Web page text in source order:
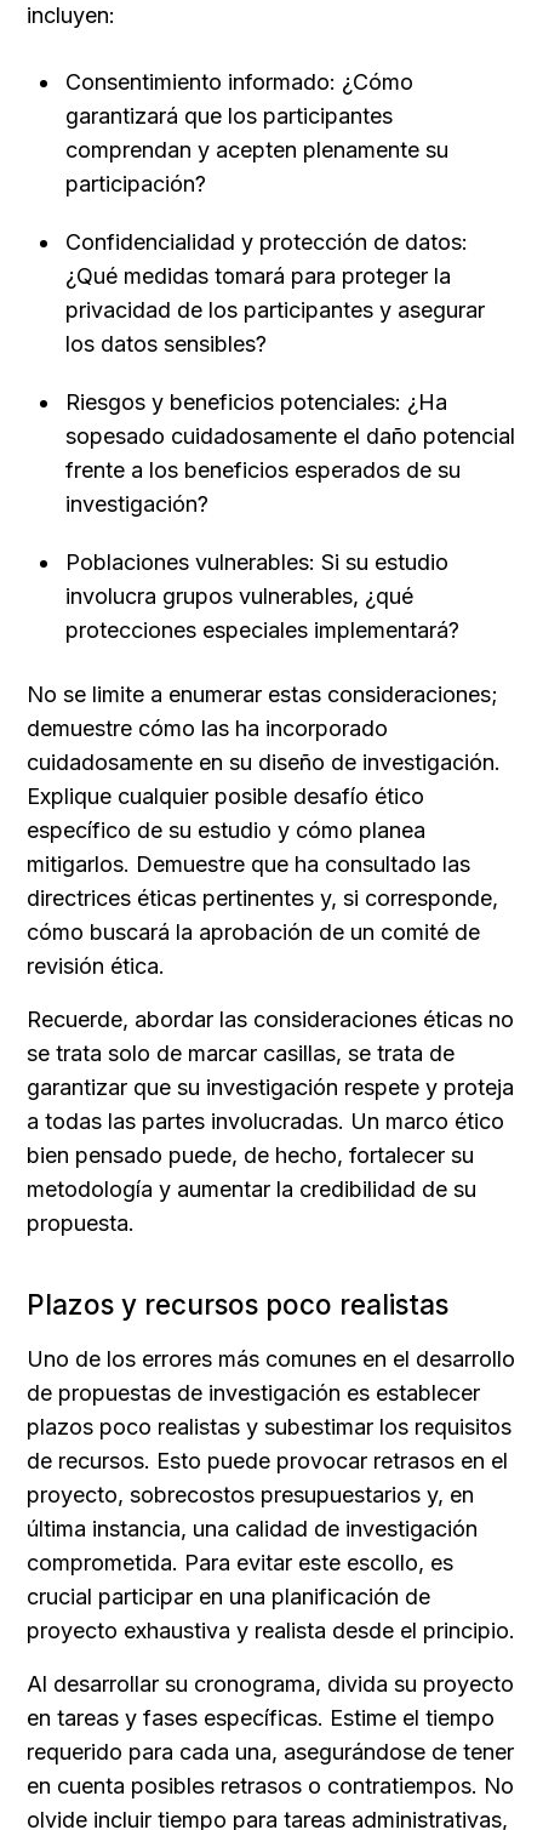
incluyen:
Consentimiento informado: ¿Cómo
garantizará que los participantes
comprendan y acepten plenamente su
participación?
Confidencialidad y protección de datos:
¿Qué medidas tomará para proteger la
privacidad de los participantes y asegurar
los datos sensibles?
Riesgos y beneficios potenciales: ¿Ha
sopesado cuidadosamente el daño potencial
frente a los beneficios esperados de su
investigación?
Poblaciones vulnerables: Si su estudio
involucra grupos vulnerables, ¿qué
protecciones especiales implementará?
No se limite a enumerar estas consideraciones;
demuestre cómo las ha incorporado
cuidadosamente en su diseño de investigación.
Explique cualquier posible desafío ético
específico de su estudio y cómo planea
mitigarlos. Demuestre que ha consultado las
directrices éticas pertinentes y, si corresponde,
cómo buscará la aprobación de un comité de
revisión ética.
Recuerde, abordar las consideraciones éticas no
se trata solo de marcar casillas, se trata de
garantizar que su investigación respete y proteja
a todas las partes involucradas. Un marco ético
bien pensado puede, de hecho, fortalecer su
metodología y aumentar la credibilidad de su
propuesta.
Plazos y recursos poco realistas
Uno de los errores más comunes en el desarrollo
de propuestas de investigación es establecer
plazos poco realistas y subestimar los requisitos
de recursos. Esto puede provocar retrasos en el
proyecto, sobrecostos presupuestarios y, en
última instancia, una calidad de investigación
comprometida. Para evitar este escollo, es
crucial participar en una planificación de
proyecto exhaustiva y realista desde el principio.
Al desarrollar su cronograma, divida su proyecto
en tareas y fases específicas. Estime el tiempo
requerido para cada una, asegurándose de tener
en cuenta posibles retrasos o contratiempos. No
olvide incluir tiempo para tareas administrativas,